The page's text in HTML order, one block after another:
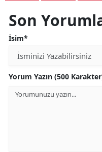
Son
İsim*
Yorum Yazın (500